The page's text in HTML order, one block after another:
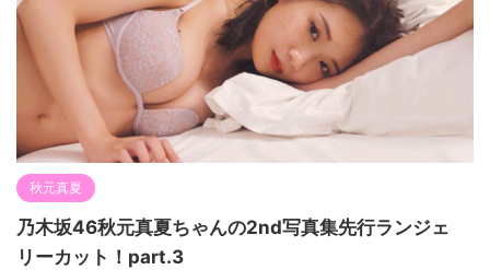
秋元真夏
乃木坂46秋元真夏ちゃんの2nd写真集先行ランジェ
リーカット！part.3